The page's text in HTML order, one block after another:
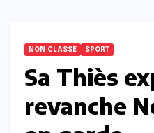
NON CLASSÉ SPORT
Sa Thiès
revanche